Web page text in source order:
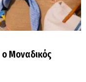
ο Μοναδικός